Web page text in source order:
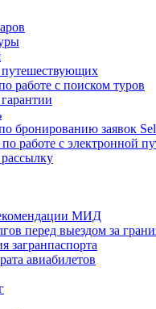
путешествующих
работе с поиском туров
бронированию заявок
работе с электронной
МИД
перед выездом за
загранпаспорта
авиабилетов